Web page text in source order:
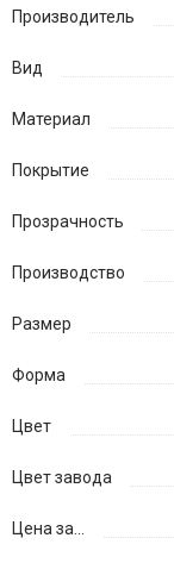
Производитель
Вид
Материал
Покрытие
Прозрачность
Производство
Размер
Форма
Цвет
Цвет завода
Цена за...